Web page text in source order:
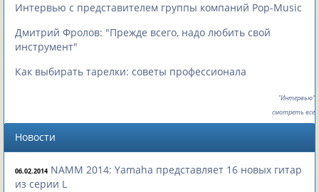
Интервью с представителем группы компаний Pop-Music
Дмитрий Фролов: "Прежде всего, надо любить свой
инструмент"
Как выбирать тарелки: советы профессионала
"Интервью"
смотреть все
Новости
06.02.2014 NAMM 2014: Yamaha представляет 16 новых гитар
из серии L